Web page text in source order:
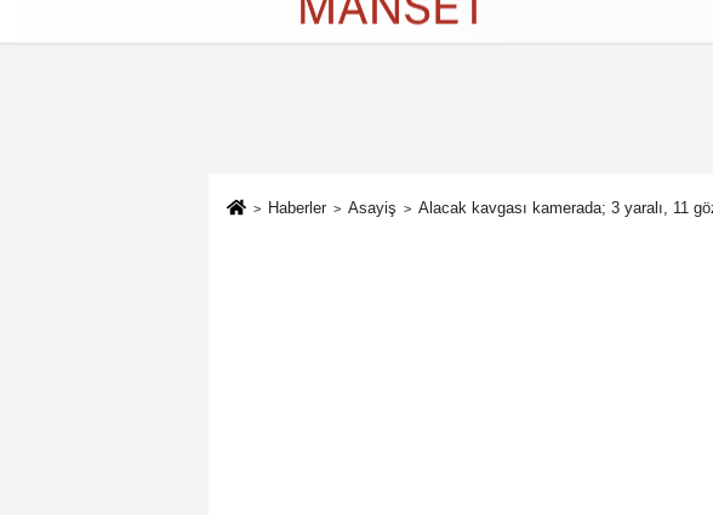
İletişim Çerez Politikası
Haberler Asayiş Alacak kavgası kamerada; 3 yaralı, 11